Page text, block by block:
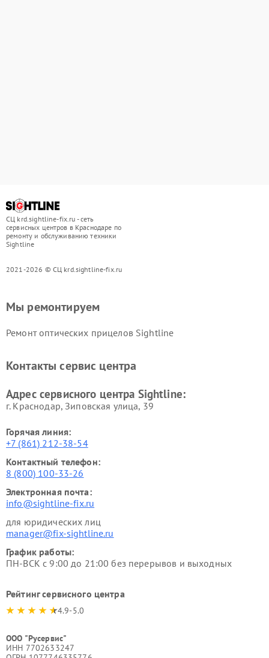
СЦ krd.sightline-fix.ru - сеть
сервисных центров в Краснодаре по
ремонту и обслуживанию техники
Sightline
2021-2026 © СЦ krd.sightline-fix.ru
Мы ремонтируем
Ремонт оптических прицелов Sightline
Контакты сервис центра
Адрес сервисного центра Sightline:
г. Краснодар, Зиповская улица, 39
Горячая линия:
+7 (861) 212-38-54
Контактный телефон:
8 (800) 100-33-26
Электронная почта:
info@sightline-fix.ru
для юридических лиц
manager@fix-sightline.ru
График работы:
ПН-ВСК с 9:00 до 21:00 без перерывов и выходных
Рейтинг сервисного центра
4.9-5.0
ООО "Русервис"
ИНН 7702633247